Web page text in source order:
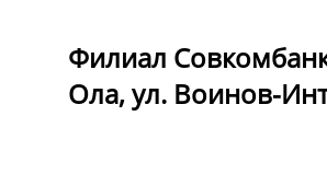
Филиал
Ола, ул. Воинов-